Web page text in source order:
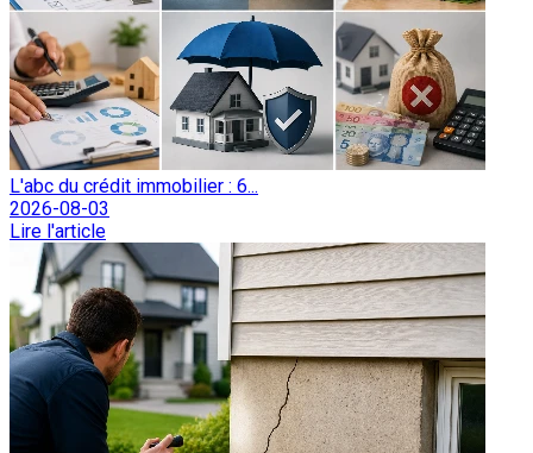
L'abc du crédit immobilier : 6...
2026-08-03
Lire l'article